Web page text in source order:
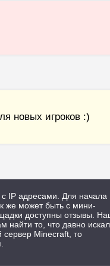
новых игроков :)
IP адресами. Для начала
же может быть с мини-
доступны отзывы.
найти то, что давно
сервер Minecraft, то